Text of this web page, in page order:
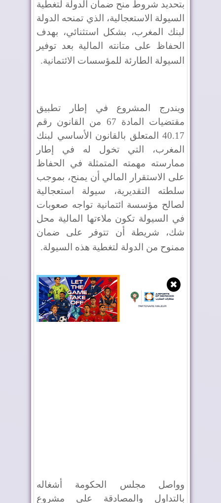
بتحديد شروط منح ضمان الدولة لتغطية
السيولة الاستعجالية، الذي تمنحه الدولة
لبنك المغرب، بشكل استثنائي، بهدف
الحفاظ على متانته المالية بعد توفير
السيولة الطارئة للمؤسسات الائتمانية.
ويندرج المشروع في إطار تطبيق
مقتضيات المادة 67 من القانون رقم
40.17 المتعلق بالقانون الأساسي لبنك
المغرب، التي تخول له في إطار
ممارسته مهمته المتمثلة في الحفاظ
على الاستقرار المالي أن يمنح، بموجب
سلطته التقديرية، سيولة استعجالية
لصالح مؤسسة ائتمانية تواجه صعوبات
في السيولة تكون ملاءتها المالية محل
شك، شريطة أن تتوفر على ضمان
ممنوح من الدولة لتغطية هذه السيولة.
✖
وواصل مجلس الحكومة أشغاله
بالتداول والمصادقة على مشروع